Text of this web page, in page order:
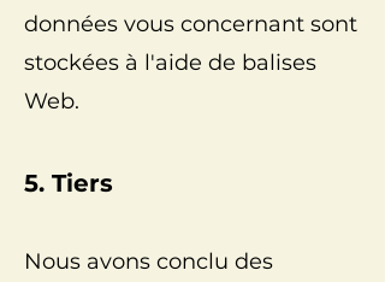
données vous concernant sont
stockées à l'aide de balises
Web.
5. Tiers
Nous avons conclu des